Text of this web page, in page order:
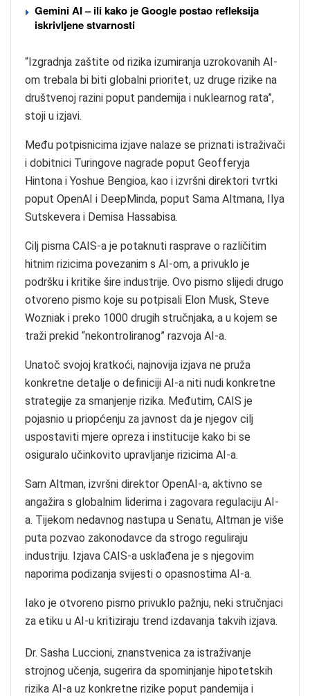
Gemini AI – ili kako je Google postao refleksija
iskrivljene stvarnosti
“Izgradnja zaštite od rizika izumiranja uzrokovanih AI-
om trebala bi biti globalni prioritet, uz druge rizike na
društvenoj razini poput pandemija i nuklearnog rata”,
stoji u izjavi.
Među potpisnicima izjave nalaze se priznati istraživači
i dobitnici Turingove nagrade poput Geofferyja
Hintona i Yoshue Bengioa, kao i izvršni direktori tvrtki
poput OpenAI i DeepMinda, poput Sama Altmana, Ilya
Sutskevera i Demisa Hassabisa.
Cilj pisma CAIS-a je potaknuti rasprave o različitim
hitnim rizicima povezanim s AI-om, a privuklo je
podršku i kritike šire industrije. Ovo pismo slijedi drugo
otvoreno pismo koje su potpisali Elon Musk, Steve
Wozniak i preko 1000 drugih stručnjaka, a u kojem se
traži prekid “nekontroliranog” razvoja AI-a.
Unatoč svojoj kratkoći, najnovija izjava ne pruža
konkretne detalje o definiciji AI-a niti nudi konkretne
strategije za smanjenje rizika. Međutim, CAIS je
pojasnio u priopćenju za javnost da je njegov cilj
uspostaviti mjere opreza i institucije kako bi se
osiguralo učinkovito upravljanje rizicima AI-a.
Sam Altman, izvršni direktor OpenAI-a, aktivno se
angažira s globalnim liderima i zagovara regulaciju AI-
a. Tijekom nedavnog nastupa u Senatu, Altman je više
puta pozvao zakonodavce da strogo reguliraju
industriju. Izjava CAIS-a usklađena je s njegovim
naporima podizanja svijesti o opasnostima AI-a.
Iako je otvoreno pismo privuklo pažnju, neki stručnjaci
za etiku u AI-u kritiziraju trend izdavanja takvih izjava.
Dr. Sasha Luccioni, znanstvenica za istraživanje
strojnog učenja, sugerira da spominjanje hipotetskih
rizika AI-a uz konkretne rizike poput pandemija i